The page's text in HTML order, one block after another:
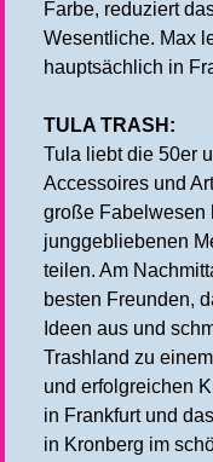
Farbe, reduziert
Wesentliche. Max
hauptsächlich in
TULA TRASH:
Tula liebt die 50er
Accessoires und
große Fabelwesen
junggebliebenen
teilen. Am
besten Freunden,
Ideen aus und
Trashland zu
und erfolgreichen
in Frankfurt und
in Kronberg im